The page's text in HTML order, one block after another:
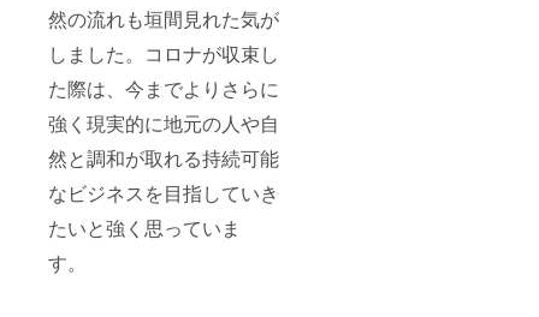
然の流れも垣間見れた気が
しました。コロナが収束し
た際は、今までよりさらに
強く現実的に地元の人や自
然と調和が取れる持続可能
なビジネスを目指していき
たいと強く思っていま
す。